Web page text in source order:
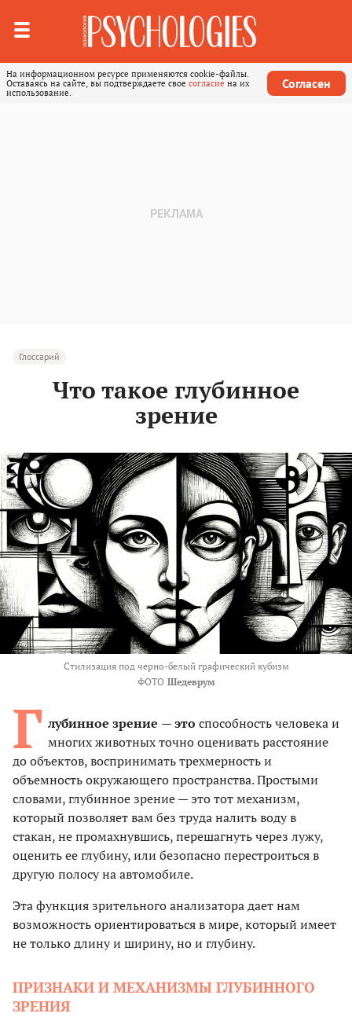
На информационном ресурсе применяются cookie-файлы.
Оставаясь на сайте, вы подтверждаете свое согласие на их
использование.
Согласен
Глоссарий
Что такое глубинное
зрение
Стилизация под черно-белый графический кубизм
ФОТО Шедеврум
Г лубинное зрение — это способность человека и
многих животных точно оценивать расстояние
до объектов, воспринимать трехмерность и
объемность окружающего пространства. Простыми
словами, глубинное зрение — это тот механизм,
который позволяет вам без труда налить воду в
стакан, не промахнувшись, перешагнуть через лужу,
оценить ее глубину, или безопасно перестроиться в
другую полосу на автомобиле.
Эта функция зрительного анализатора дает нам
возможность ориентироваться в мире, который имеет
не только длину и ширину, но и глубину.
ПРИЗНАКИ И МЕХАНИЗМЫ ГЛУБИННОГО
ЗРЕНИЯ